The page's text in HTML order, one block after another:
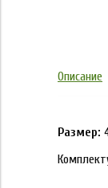
Описание
Размер: